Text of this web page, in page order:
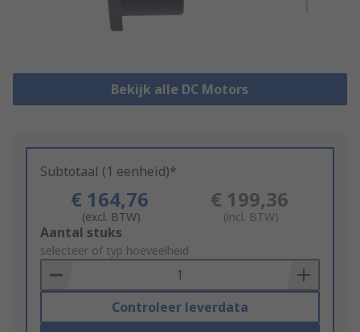
Bekijk alle DC Motors
Subtotaal (1 eenheid)*
€ 164,76
(excl. BTW)
€ 199,36
(incl. BTW)
Add
to
Basket
Aantal stuks
selecteer of typ hoeveelheid
Controleer leverdata